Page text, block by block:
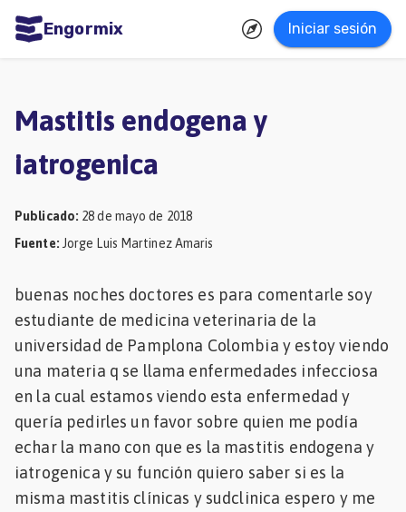
Engormix Iniciar sesión
Agricultura
Balanceados
Piensos
Ganadería
Micotoxinas
Porcicultura
Mascotas
Mastitis endogena y
iatrogenica
Publicado: 28 de mayo de 2018
Fuente: Jorge Luis Martinez Amaris
buenas noches doctores es para comentarle soy
estudiante de medicina veterinaria de la
universidad de Pamplona Colombia y estoy viendo
una materia q se llama enfermedades infecciosa
en la cual estamos viendo esta enfermedad y
quería pedirles un favor sobre quien me podía
echar la mano con que es la mastitis endogena y
iatrogenica y su función quiero saber si es la
misma mastitis clínicas y sudclinica espero y me